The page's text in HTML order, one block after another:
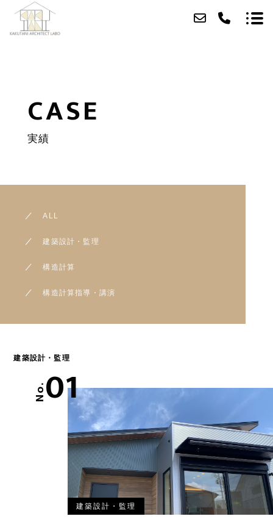
CASE
実績
ALL
建築設計・監理
構造計算
構造計算指導・講演
建築設計・監理
No.01
建築設計・監理